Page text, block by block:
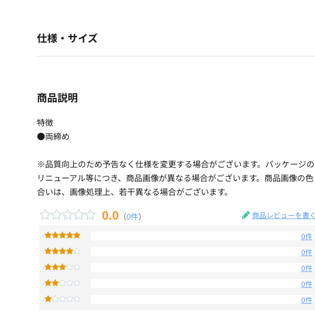
仕様・サイズ
商品説明
特徴
●両締め
※品質向上のため予告なく仕様を変更する場合がございます。パッケージの
リニューアル等につき、商品画像が異なる場合がございます。商品画像の色
合いは、画像処理上、若干異なる場合がございます。
0.0 （0件） 商品レビューを書く
0件
0件
0件
0件
0件